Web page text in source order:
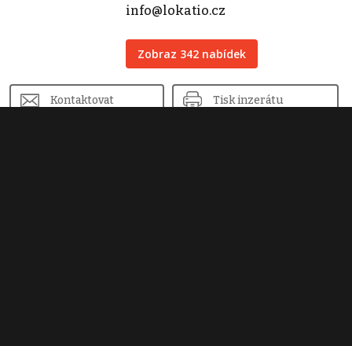
info@lokatio.cz
Zobraz 342 nabídek
Kontaktovat Tisk inzerátu